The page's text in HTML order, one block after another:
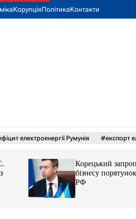
КорупціяПолітикаКонтакти
електроенергії Румунія #експорт
Корецький
бізнесу
РФ